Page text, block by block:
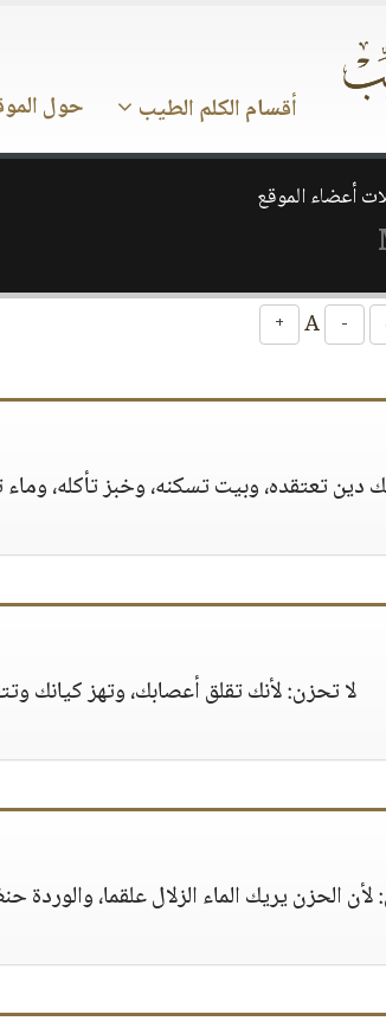
أقسام الكلم الطيب حول
أعضاء الموقع
-
+
دين تعتقده، وبيت تسكنه، وخبز تأكله،
لا تحزن:لأنك تقلق أعصابك، وتهز
لأن الحزن يريك الماء الزلال علقما،